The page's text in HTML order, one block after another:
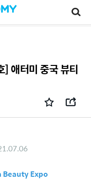
터미 중국 뷰티
Beauty Expo